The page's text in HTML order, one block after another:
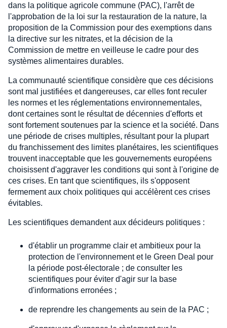
dans la politique agricole commune (PAC), l'arrêt de
l'approbation de la loi sur la restauration de la nature, la
proposition de la Commission pour des exemptions dans
la directive sur les nitrates, et la décision de la
Commission de mettre en veilleuse le cadre pour des
systèmes alimentaires durables.
La communauté scientifique considère que ces décisions
sont mal justifiées et dangereuses, car elles font reculer
les normes et les réglementations environnementales,
dont certaines sont le résultat de décennies d'efforts et
sont fortement soutenues par la science et la société. Dans
une période de crises multiples, résultant pour la plupart
du franchissement des limites planétaires, les scientifiques
trouvent inacceptable que les gouvernements européens
choisissent d'aggraver les conditions qui sont à l'origine de
ces crises. En tant que scientifiques, ils s'opposent
fermement aux choix politiques qui accélèrent ces crises
évitables.
Les scientifiques demandent aux décideurs politiques :
d'établir un programme clair et ambitieux pour la
protection de l'environnement et le Green Deal pour
la période post-électorale ; de consulter les
scientifiques pour éviter d'agir sur la base
d'informations erronées ;
de reprendre les changements au sein de la PAC ;